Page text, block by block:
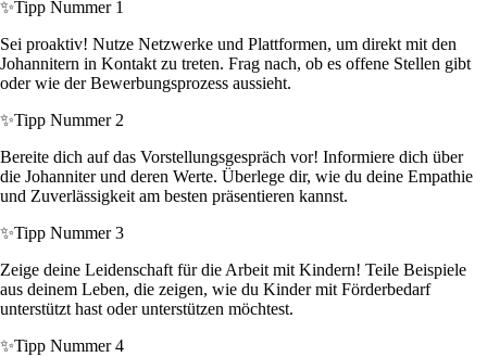
✨Tipp Nummer 1
Sei proaktiv! Nutze Netzwerke und Plattformen, um direkt mit den
Johannitern in Kontakt zu treten. Frag nach, ob es offene Stellen gibt
oder wie der Bewerbungsprozess aussieht.
✨Tipp Nummer 2
Bereite dich auf das Vorstellungsgespräch vor! Informiere dich über
die Johanniter und deren Werte. Überlege dir, wie du deine Empathie
und Zuverlässigkeit am besten präsentieren kannst.
✨Tipp Nummer 3
Zeige deine Leidenschaft für die Arbeit mit Kindern! Teile Beispiele
aus deinem Leben, die zeigen, wie du Kinder mit Förderbedarf
unterstützt hast oder unterstützen möchtest.
✨Tipp Nummer 4